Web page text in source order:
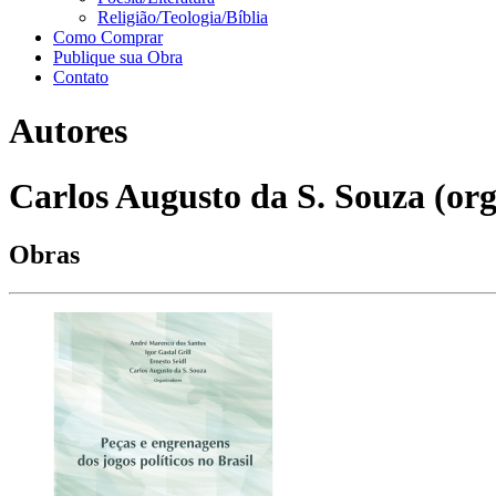
Religião/Teologia/Bíblia
Como Comprar
Publique sua Obra
Contato
Autores
Carlos Augusto da S. Souza
Obras